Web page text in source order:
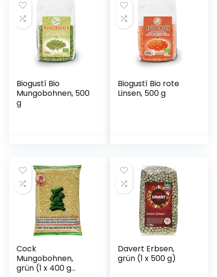
Biogustí Bio
Mungobohnen, 500
g
Biogustí Bio rote
Linsen, 500 g
Cock
Mungobohnen,
grün (1 x 400 g
Davert Erbsen,
grün (1 x 500 g)